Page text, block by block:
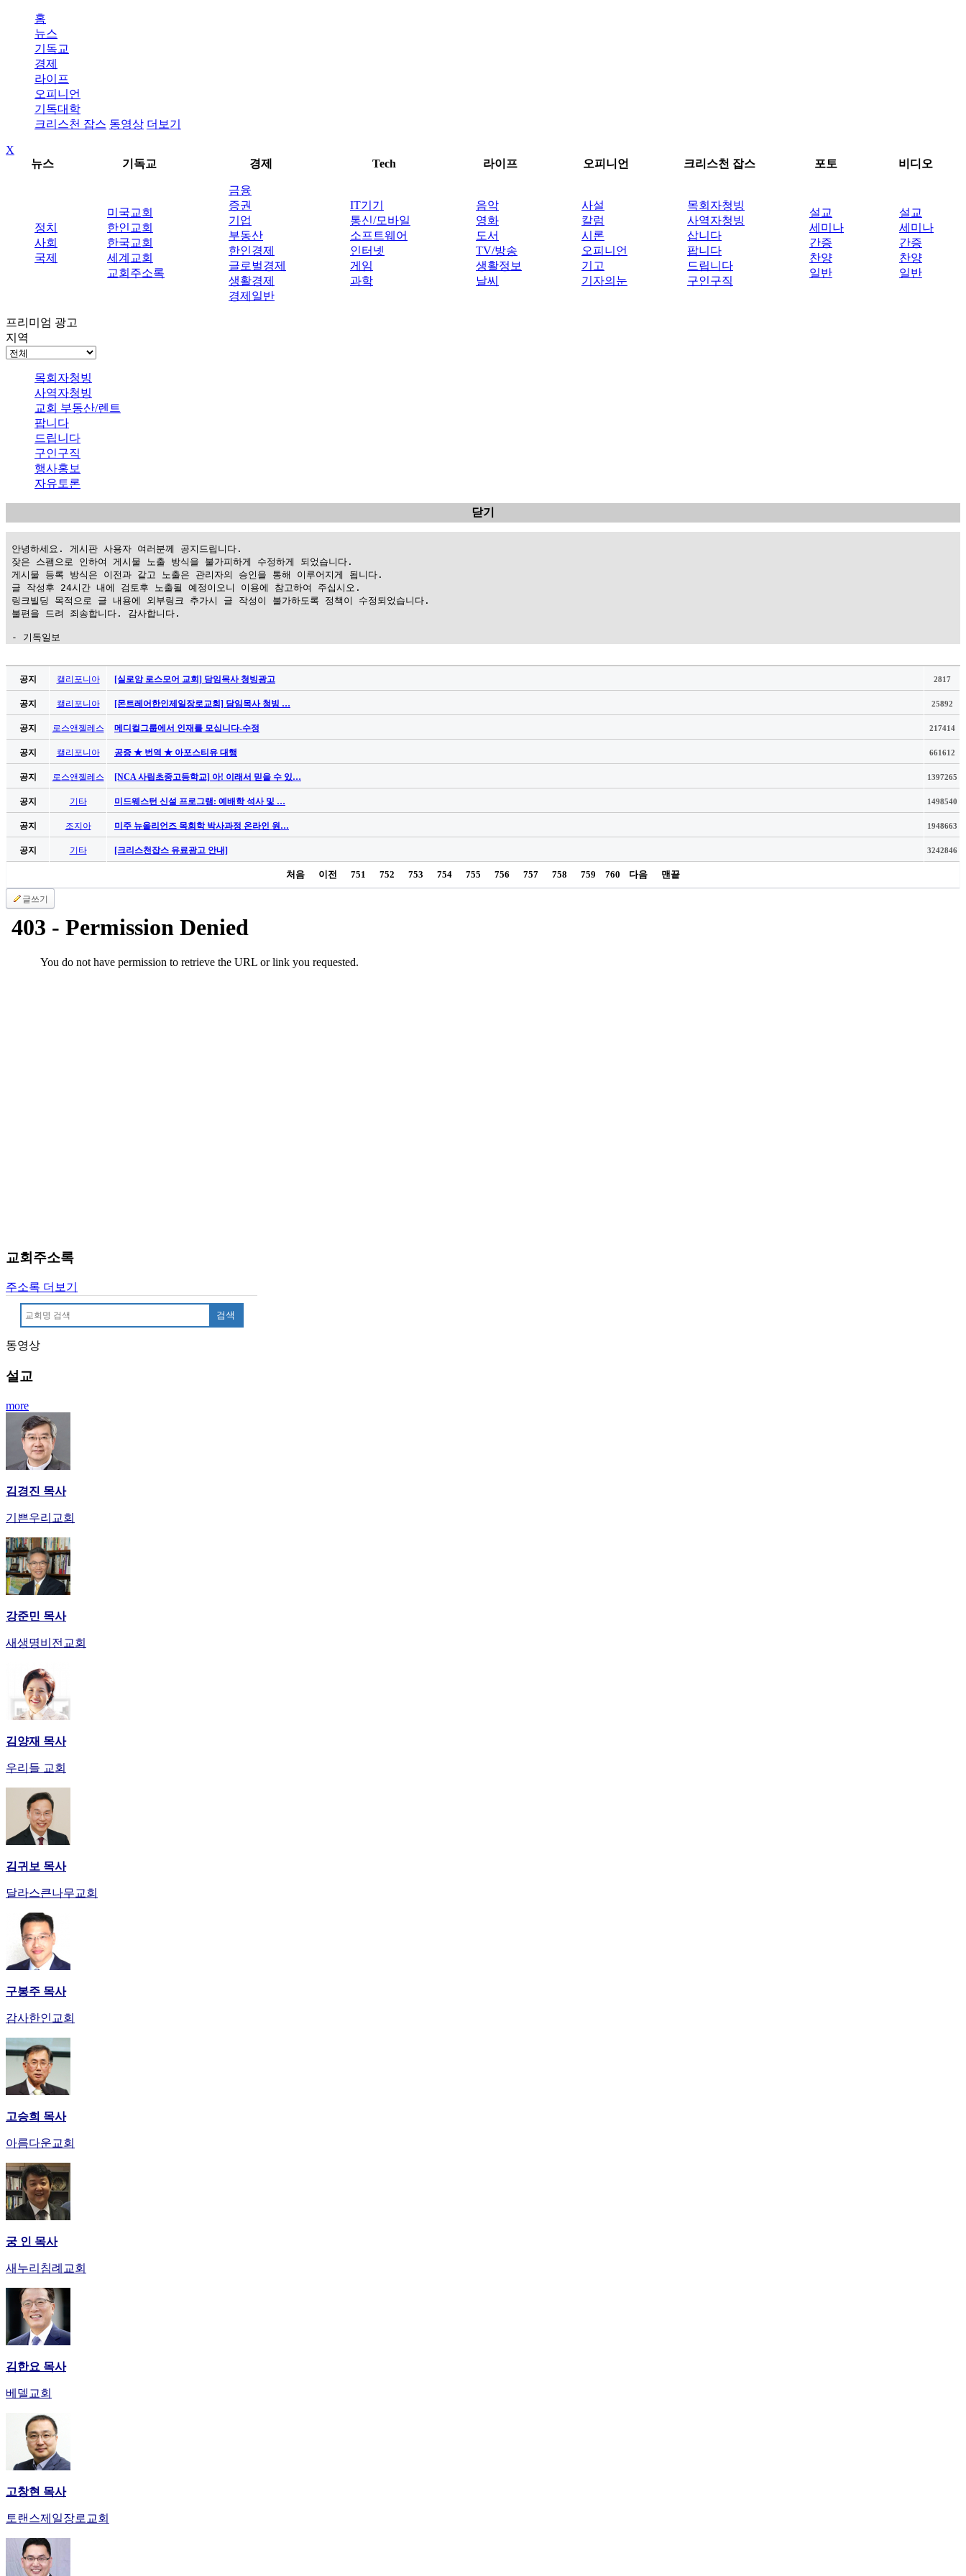
홈
뉴스
기독교
경제
라이프
오피니언
기독대학
크리스천 잡스 동영상 더보기
X
뉴스
기독교 경제 Tech 라이프 오피니언 크리스천 잡스 포토 비디오
정치
사회
국제
미국교회
한인교회
한국교회
세계교회
교회주소록
금융
증권
기업
부동산
한인경제
글로벌경제
생활경제
경제일반
IT기기
통신/모바일
소프트웨어
인터넷
게임
과학
음악
영화
도서
TV/방송
생활정보
날씨
사설
칼럼
시론
오피니언
기고
기자의눈
목회자청빙
사역자청빙
삽니다
팝니다
드립니다
구인구직
설교
세미나
간증
찬양
일반
설교
세미나
간증
찬양
일반
프리미엄 광고
지역
목회자청빙
사역자청빙
교회 부동산/렌트
팝니다
드립니다
구인구직
행사홍보
자유토론
닫기
안녕하세요. 게시판 사용자 여러분께 공지드립니다.
잦은 스팸으로 인하여 게시물 노출 방식을 불가피하게 수정하게 되었습니다.
게시물 등록 방식은 이전과 같고 노출은 관리자의 승인을 통해 이루어지게 됩니다.
글 작성후 24시간 내에 검토후 노출될 예정이오니 이용에 참고하여 주십시오.
링크빌딩 목적으로 글 내용에 외부링크 추가시 글 작성이 불가하도록 정책이 수정되었습니다.
불편을 드려 죄송합니다. 감사합니다.
- 기독일보
만
꼴
밍
넷
minky
합
출
입
기
료
약
임
중
아
e
뉴
스
규
노
제
휴
이
트
무
남
어
시
리
스
가
평
발
부
탑-
시
알
리
구
입
클
DOMCLUB
시
간
무
료
채
팅
돔
럽
유
북
끼
최
신
사
트
위
비
공지 캘리포니아 [실로암 로스모어 교회] 담임목사 청빙광고 2817
공지 캘리포니아 [몬트레어한인제일장로교회] 담임목사 청빙 … 25892
공지 로스앤젤레스 메디컬그룹에서 인재를 모십니다-수정 217414
공지 캘리포니아 공증 ★ 번역 ★ 아포스티유 대행 661612
공지 로스앤젤레스 [NCA 사립초중고등학교] 아! 이래서 믿을 수 있… 1397265
공지 기타 미드웨스턴 신설 프로그램: 예배학 석사 및 … 1498540
공지 조지아 미주 뉴올리언즈 목회학 박사과정 온라인 원… 1948663
공지 기타 [크리스천잡스 유료광고 안내] 3242846
처음 이전 751 752 753 754 755 756 757 758 759 760 다음 맨끝
글쓰기
교회주소록
주소록 더보기
검색
동영상
설교
more
김경진 목사
기쁜우리교회
강준민 목사
새생명비전교회
김양재 목사
우리들 교회
김귀보 목사
달라스큰나무교회
구봉주 목사
감사한인교회
고승희 목사
아름다운교회
궁 인 목사
새누리침례교회
김한요 목사
베델교회
고창현 목사
토랜스제일장로교회